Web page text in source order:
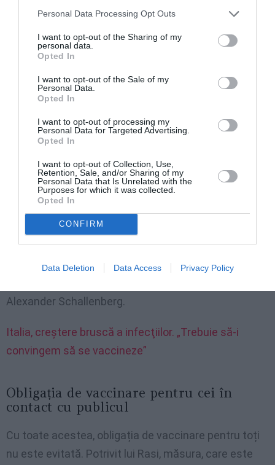
Personal Data Processing Opt Outs
I want to opt-out of the Sharing of my
personal data.
Opted In
I want to opt-out of the Sale of my
Personal Data.
Opted In
I want to opt-out of processing my
Personal Data for Targeted Advertising.
Opted In
I want to opt-out of Collection, Use,
Retention, Sale, and/or Sharing of my
Personal Data that Is Unrelated with the
Purposes for which it was collected.
Opted In
CONFIRM
Data Deletion Data Access Privacy Policy
Austria, iată cele 5 niveluri care stabilesc restricțiile
corona, lockdown pentru nevaccinați la ultimul
Experiența Austriei
Creșterea infecțiilor riscă să aducă multe regiuni în
banda galbenă. Dar de data aceasta limitările s-ar
putea aplica doar celor nevaccinați. Așa se întâmplă
în Austria, unde în cazul unui blocaj blocada nu ar fi
generalizată ci doar pentru cei neimunizați: „Trebuie
evaluată și chiar imitată experiența Austriei dacă
situația se înrăutățește”, a spus Rasi.
În Austria, blocarea pentru nevaccinați ar putea fi
declanșată dacă sunt 600 de paturi de terapie
Alexander Schallenberg.
Italia, creştere bruscă a infecţiilor. „Trebuie să-i
convingem să se vaccineze”
Obligația de vaccinare pentru cei în
contact cu publicul
Cu toate acestea, obligația de vaccinare pentru toți
nu este evitată. Potrivit lui Rasi, măsura, care este